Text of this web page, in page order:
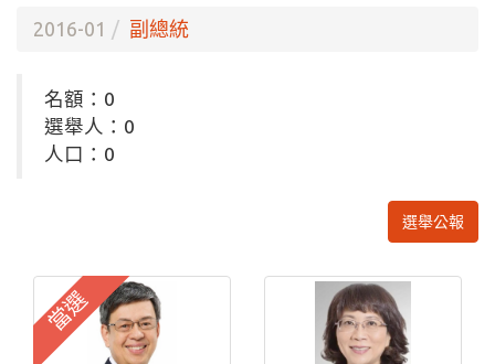
2016-01 副總統
名額：0
選舉人：0
人口：0
選舉公報
當選